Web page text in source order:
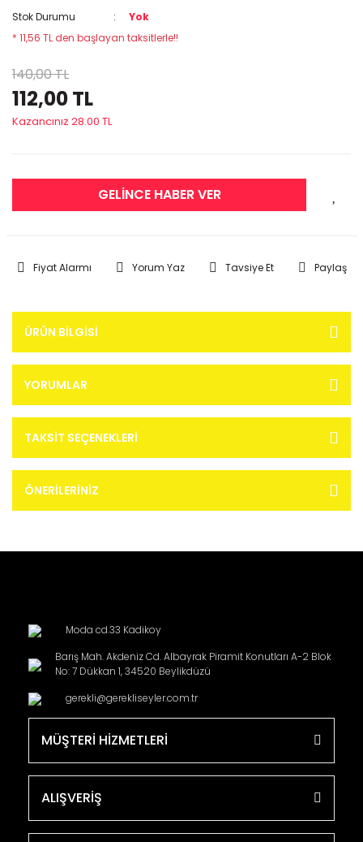
Stok Durumu
Yok
* 11,56 TL den başlayan taksitlerle!!
140,00 TL
112,00 TL
Kazancınız 28.00 TL
GELİNCE HABER VER
Fiyat Alarmı Yorum Yaz Tavsiye Et Paylaş
ÜRÜN BILGISI
YORUMLAR
TAKSIT SEÇENEKLERI
ÖNERILERINIZ
Moda cd.33 Kadikoy
Barış Mah. Akdeniz Cd. Albayrak Piramit Konutları A-2 Blok
No: 7 Dükkan 1, 34520 Beylikdüzü
gerekli@gerekliseyler.com.tr
MÜŞTERİ HİZMETLERİ
ALIŞVERİŞ